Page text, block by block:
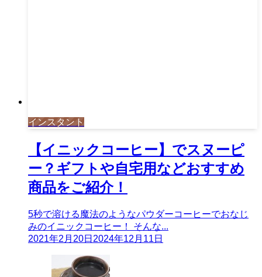
インスタント
【イニックコーヒー】でスヌーピ
ー？ギフトや自宅用などおすすめ
商品をご紹介！
5秒で溶ける魔法のようなパウダーコーヒーでおなじ
みのイニックコーヒー！ そんな...
2021年2月20日 2024年12月11日